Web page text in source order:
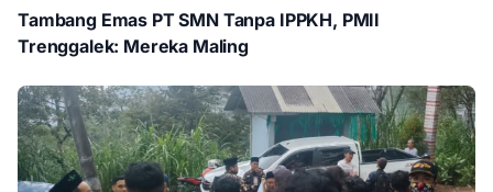
Tambang Emas PT SMN Tanpa IPPKH, PMII
Trenggalek: Mereka Maling